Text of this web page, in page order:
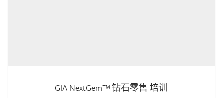
GIA NextGem™ 钻石零售 培训